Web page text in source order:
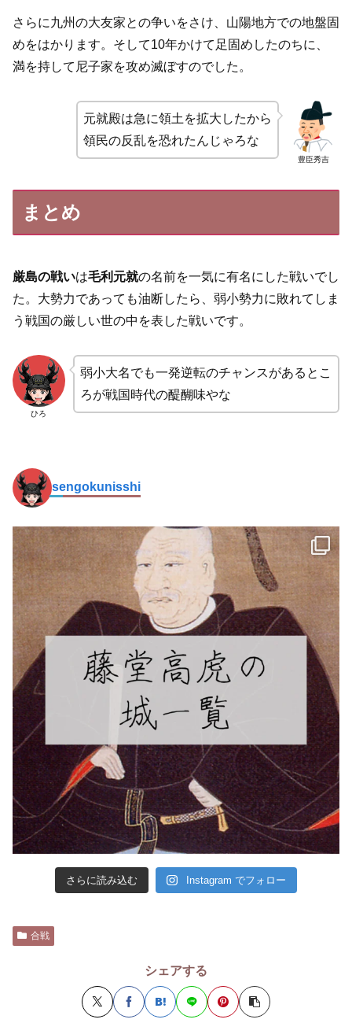
さらに九州の大友家との争いをさけ、山陽地方での地盤固
めをはかります。そして10年かけて足固めしたのちに、
満を持して尼子家を攻め滅ぼすのでした。
豊臣秀吉
元就殿は急に領土を拡大したから
領民の反乱を恐れたんじゃろな
まとめ
厳島の戦いは毛利元就の名前を一気に有名にした戦いでし
た。大勢力であっても油断したら、弱小勢力に敗れてしま
う戦国の厳しい世の中を表した戦いです。
ひろ
弱小大名でも一発逆転のチャンスがあるとこ
ろが戦国時代の醍醐味やな
sengokunisshi
さらに読み込む Instagram でフォロー
合戦
シェアする